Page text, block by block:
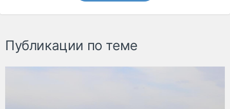
Публикации по теме